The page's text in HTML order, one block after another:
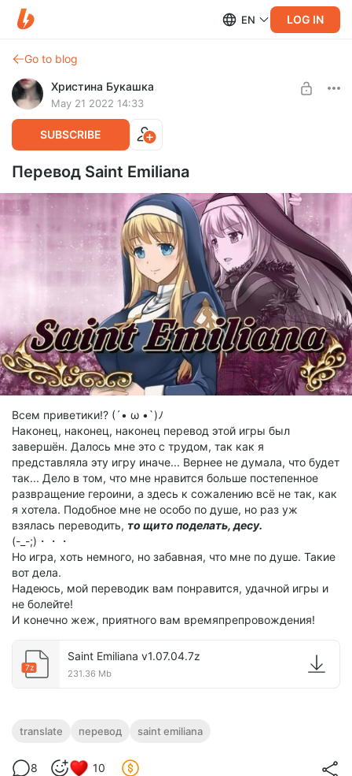
EN LOG IN
Go to blog
Христина Букашка
May 21 2022 14:33
SUBSCRIBE
Перевод Saint Emiliana
Всем приветики!? (´• ω •`)ﾉ
Наконец, наконец, наконец перевод этой игры был
завершён. Далось мне это с трудом, так как я
представляла эту игру иначе... Вернее не думала, что будет
так... Дело в том, что мне нравится больше постепенное
развращение героини, а здесь к сожалению всё не так, как
я хотела. Подобное мне не особо по душе, но раз уж
взялась переводить, то щито поделать, десу.
(-_-;)・・・
Но игра, хоть немного, но забавная, что мне по душе. Такие
вот дела.
Надеюсь, мой переводик вам понравится, удачной игры и
не болейте!
И конечно жеж, приятного вам времяпрепровождения!
7z
Saint Emiliana v1.07.04.7z
231.36 Mb
translate перевод saint emiliana
8 10